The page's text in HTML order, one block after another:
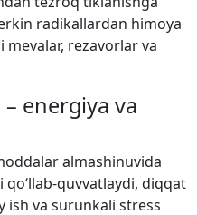
radikallardan himoya
mevalar, rezavorlar va
energiya va
almashinuvida
quvvatlaydi, diqqat
ish va surunkali stress